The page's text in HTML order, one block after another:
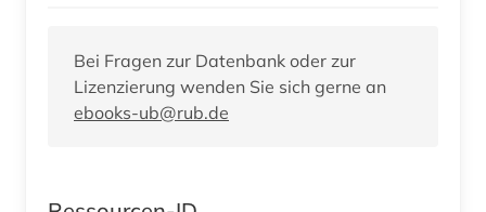
Bei Fragen zur Datenbank oder zur
Lizenzierung wenden Sie sich gerne an
ebooks-ub@rub.de